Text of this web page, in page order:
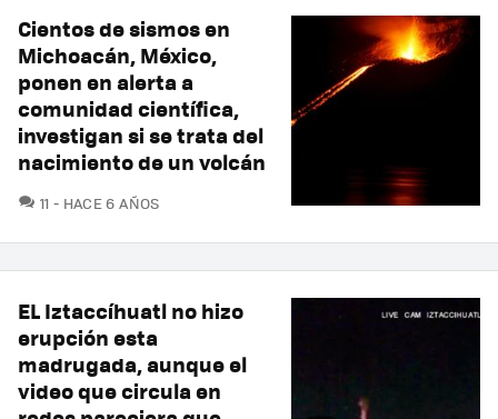
Cientos de sismos en
Michoacán, México,
ponen en alerta a
comunidad científica,
investigan si se trata del
nacimiento de un volcán
11 COMENTARIOS
HACE 6 AÑOS
EL Iztaccíhuatl no hizo
erupción esta
madrugada, aunque el
video que circula en